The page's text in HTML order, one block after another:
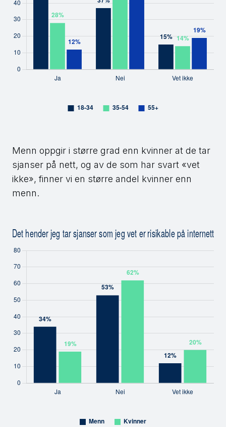
Menn oppgir i større grad enn kvinner at de tar
sjanser på nett, og av de som har svart «vet
ikke», finner vi en større andel kvinner enn
menn.